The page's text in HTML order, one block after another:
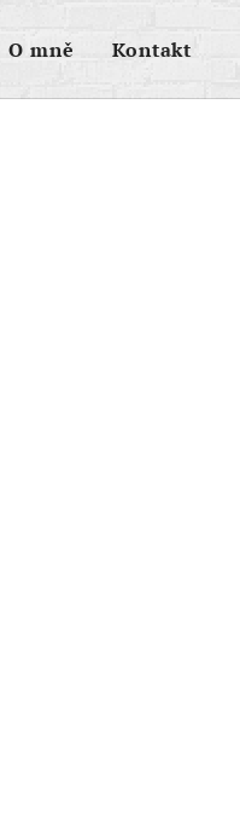
O mně Kontakt